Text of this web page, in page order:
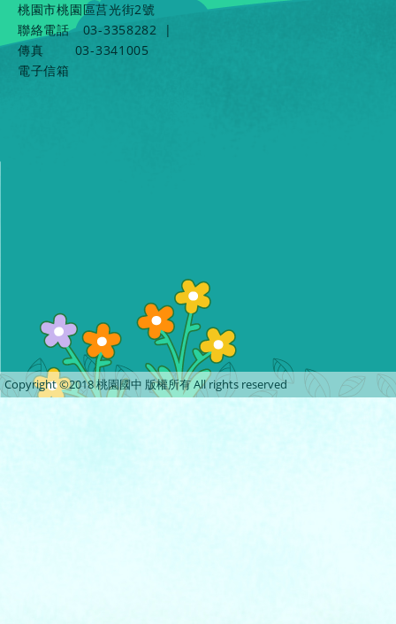
桃園市桃園區莒光街2號
聯絡電話
03-3358282
|
傳真
03-3341005
電子信箱
Copyright ©2018 桃園國中 版權所有 All rights reserved